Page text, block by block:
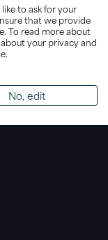
to ask for your
that we provide
To read more about
your privacy and
No, edit